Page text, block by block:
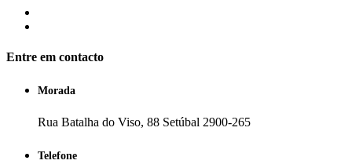
Entre em contacto
Morada
Rua Batalha do Viso, 88 Setúbal 2900-265
Telefone